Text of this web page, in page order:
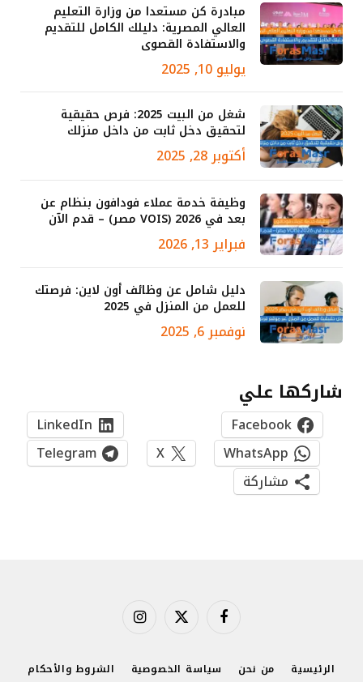
مبادرة كن مستعدا من وزارة التعليم
العالي المصرية: دليلك الكامل للتقديم
والاستفادة القصوى
يوليو 10, 2025
شغل من البيت 2025: فرص حقيقية
لتحقيق دخل ثابت من داخل منزلك
أكتوبر 28, 2025
وظيفة خدمة عملاء فودافون بنظام عن
بعد في 2026 (VOIS مصر) – قدم الآن
فبراير 13, 2026
دليل شامل عن وظائف أون لاين: فرصتك
للعمل من المنزل في 2025
نوفمبر 6, 2025
شاركها علي
Facebook
LinkedIn
WhatsApp
X
Telegram
مشاركة
فيسبوك X الانستغرام
الرئيسية من نحن سياسة الخصوصية الشروط والأحكام